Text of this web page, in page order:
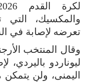
والمكسيك، التي
تعرضه لإصابة في
وقال المنتخب
ليوناردو باليردي،
اليمنى، ولن